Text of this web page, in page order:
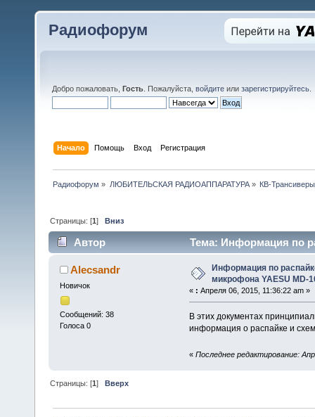
Радиофорум
Добро пожаловать, Гость . Пожалуйста, войдите или зарегистрируйтесь
Начало Помощь Вход Регистрация
Радиофорум » ЛЮБИТЕЛЬСКАЯ РАДИОАППАРАТУРА» КВ-Трансиверы
Страницы: [1]Вниз
Автор
Тема: Информация по
(Прочитано 51920 раз)
Alecsandr
Новичок
Сообщений: 38
Голоса 0
Информация по
микрофона YAESU MD-
« : Апреля 06, 2015, 11:36:22 am »
В этих документах
информация о распайке и
« Последнее редактирование:
Страницы: [1] Вверх